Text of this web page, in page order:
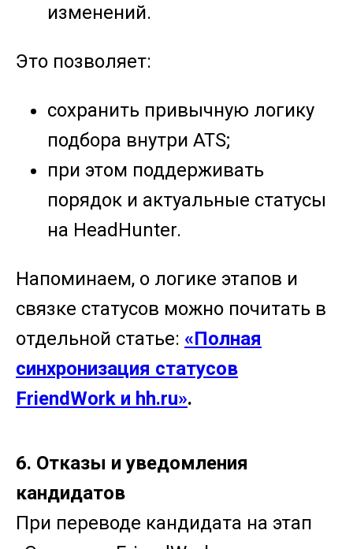
изменений.
Это позволяет:
сохранить привычную логику
подбора внутри ATS;
при этом поддерживать
порядок и актуальные статусы
на HeadHunter.
Напоминаем, о логике этапов и
связке статусов можно почитать в
отдельной статье: «Полная
синхронизация статусов
FriendWork и hh.ru».
6. Отказы и уведомления
кандидатов
При переводе кандидата на этап